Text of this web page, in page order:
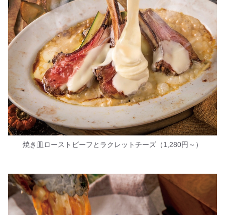
焼き皿ローストビーフとラクレットチーズ（1,280円～）